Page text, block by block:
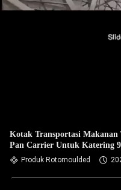
Kotak Transportasi Makanan
Pan Carrier Untuk Katering
Produk Rotomoulded